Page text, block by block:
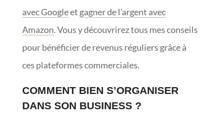
avec Googleet gagner de l’argent avec
Amazon. Vous y découvrirez tous mes conseils
pour bénéficier de revenus réguliers grâce à
ces plateformes commerciales.
COMMENT BIEN S’ORGANISER
DANS SON BUSINESS ?